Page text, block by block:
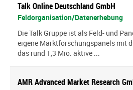
Talk Online Deutschland GmbH
Feldorganisation/Datenerhebung
Die Talk Gruppe ist als Feld- und
eigene Marktforschungspanels mit
das rund 1,3 Mio. aktive ...
AMR Advanced Market Research